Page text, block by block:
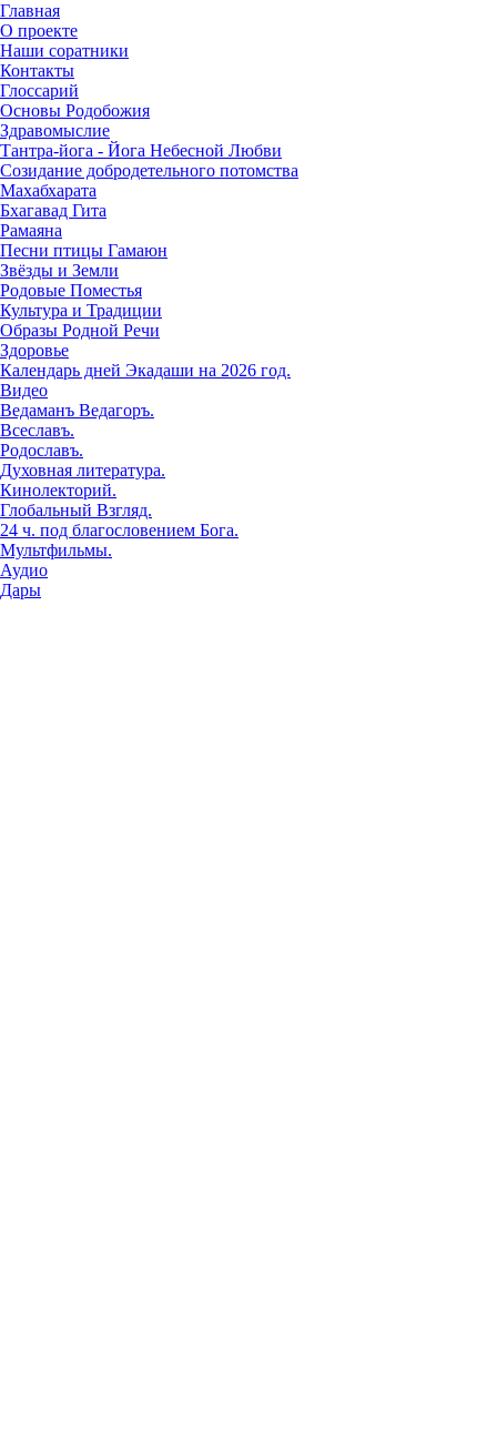
Главная
О проекте
Наши соратники
Контакты
Глоссарий
Основы Родобожия
Здравомыслие
Тантра-йога - Йога Небесной Любви
Созидание добродетельного потомства
Махабхарата
Бхагавад Гита
Рамаяна
Песни птицы Гамаюн
Звёзды и Земли
Родовые Поместья
Культура и Традиции
Образы Родной Речи
Здоровье
Календарь дней Экадаши на 2026 год.
Видео
Ведаманъ Ведагоръ.
Всеславъ.
Родославъ.
Духовная литература.
Кинолекторий.
Глобальный Взгляд.
24 ч. под благословением Бога.
Мультфильмы.
Аудио
Дары